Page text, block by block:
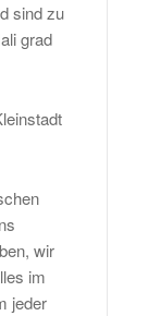
sind zu
grad
wir
im
jeder